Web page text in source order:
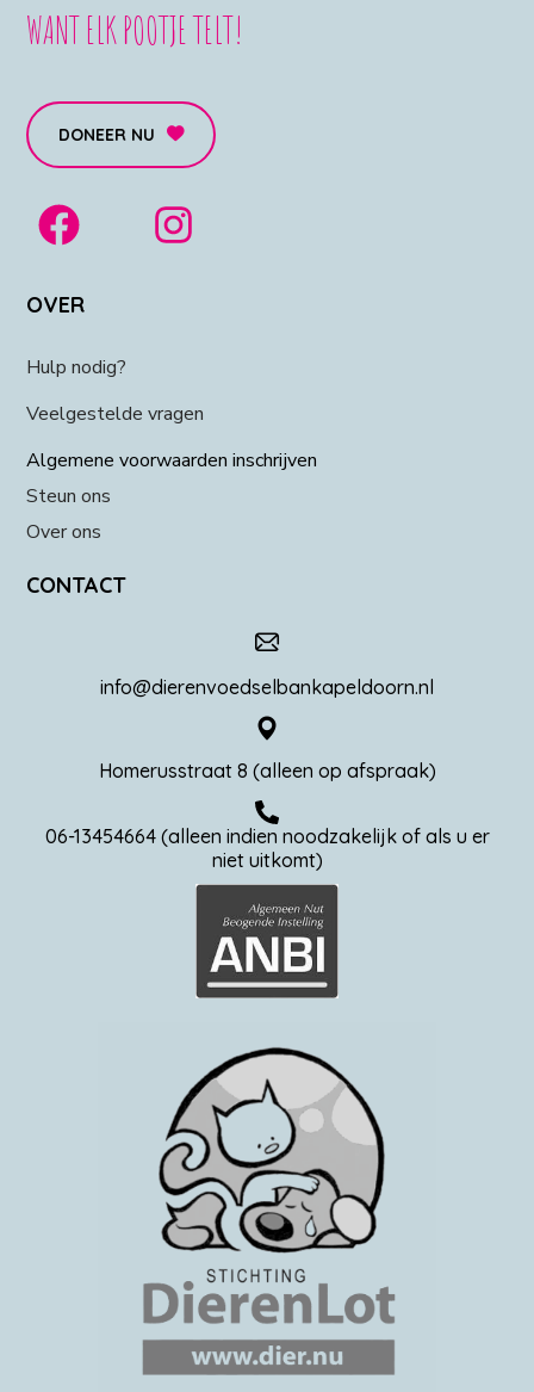
WANT ELK POOTJE TELT!
DONEER NU
OVER
Hulp nodig?
Veelgestelde vragen
Algemene voorwaarden inschrijven
Steun ons
Over ons
CONTACT
info@dierenvoedselbankapeldoorn.nl
Homerusstraat 8 (alleen op afspraak)
06-13454664 (alleen indien noodzakelijk of als u er
niet uitkomt)